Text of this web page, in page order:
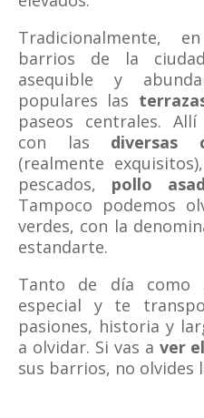
Tradicionalmente,
barrios de la
asequible y
populares las
paseos centrales.
con las diversas
(realmente
pescados, pollo
Tampoco podemos
verdes, con la
estandarte.
Tanto de día como
especial y te
pasiones, historia y
a olvidar. Si vas a ver
sus barrios, no olvides